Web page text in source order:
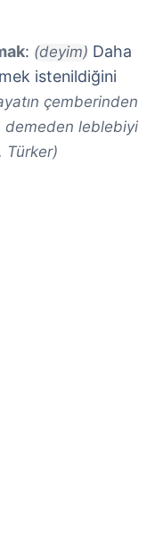
: (deyim) Daha
istenildiğini
çemberinden
demeden leblebiyi
Türker)